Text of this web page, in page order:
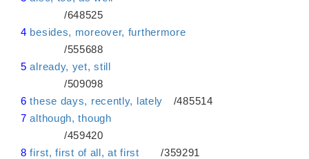
/648525
4 besides, moreover, furthermore
/555688
5 already, yet, still
/509098
6 these days, recently, lately /485514
7 although, though
/459420
8 first, first of all, at first /359291